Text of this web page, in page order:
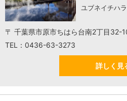
ユブネイチハ
〒 千葉県市原市ちはら台南2丁目32-
TEL：0436-63-3273
詳しく見